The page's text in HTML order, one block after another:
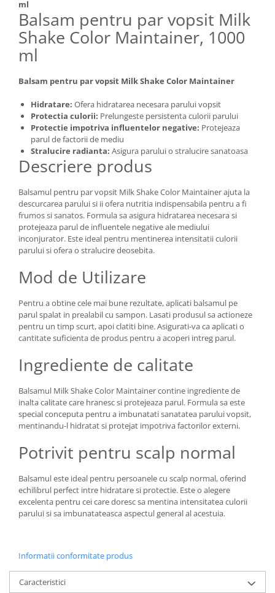
ml
Balsam pentru par vopsit Milk
Shake Color Maintainer, 1000
ml
Balsam pentru par vopsit Milk Shake Color Maintainer
Hidratare: Ofera hidratarea necesara parului vopsit
Protectia culorii: Prelungeste persistenta culorii parului
Protectie impotriva influentelor negative: Protejeaza
parul de factorii de mediu
Stralucire radianta: Asigura parului o stralucire sanatoasa
Descriere produs
Balsamul pentru par vopsit Milk Shake Color Maintainer ajuta la
descurcarea parului si ii ofera nutritia indispensabila pentru a fi
frumos si sanatos. Formula sa asigura hidratarea necesara si
protejeaza parul de influentele negative ale mediului
inconjurator. Este ideal pentru mentinerea intensitatii culorii
parului si ofera o stralucire deosebita.
Mod de Utilizare
Pentru a obtine cele mai bune rezultate, aplicati balsamul pe
parul spalat in prealabil cu sampon. Lasati produsul sa actioneze
pentru un timp scurt, apoi clatiti bine. Asigurati-va ca aplicati o
cantitate suficienta de produs pentru a acoperi intreg parul.
Ingrediente de calitate
Balsamul Milk Shake Color Maintainer contine ingrediente de
inalta calitate care hranesc si protejeaza parul. Formula sa este
special conceputa pentru a imbunatati sanatatea parului vopsit,
mentinandu-l hidratat si protejat impotriva factorilor externi.
Potrivit pentru scalp normal
Balsamul este ideal pentru persoanele cu scalp normal, oferind
echilibrul perfect intre hidratare si protectie. Este o alegere
excelenta pentru cei care doresc sa mentina intensitatea culorii
parului si sa imbunatateasca aspectul general al acestuia.
Informatii conformitate produs
Caracteristici